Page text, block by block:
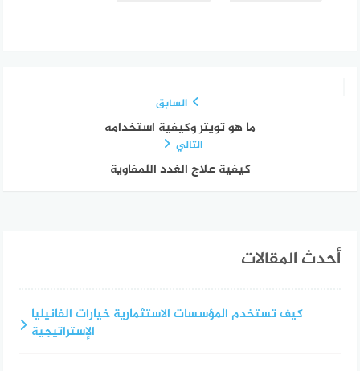
السابق
ما هو تويتر وكيفية استخدامه
التالي
كيفية علاج الغدد اللمفاوية
أحدث المقالات
كيف تستخدم المؤسسات الاستثمارية خيارات الفانيليا
الإستراتيجية